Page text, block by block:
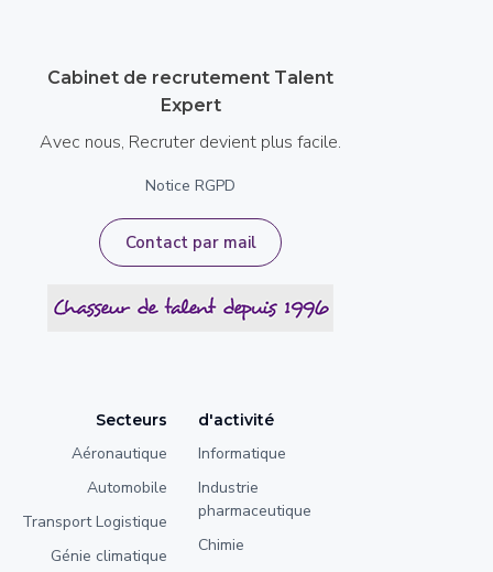
Cabinet de recrutement Talent
Expert
Avec nous, Recruter devient plus facile.
Notice RGPD
Contact par mail
Secteurs
Aéronautique
Automobile
Transport Logistique
Génie climatique
d'activité
Informatique
Industrie
pharmaceutique
Chimie